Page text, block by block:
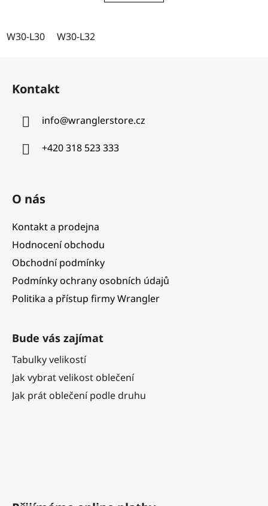
W30-L30 W30-L32
Kontakt
info@wranglerstore.cz
+420 318 523 333
O nás
Kontakt a prodejna
Hodnocení obchodu
Obchodní podmínky
Podmínky ochrany osobních údajů
Politika a přístup firmy Wrangler
Bude vás zajímat
Tabulky velikostí
Jak vybrat velikost oblečení
Jak prát oblečení podle druhu